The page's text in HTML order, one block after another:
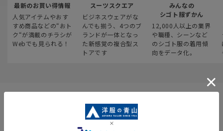
最新のお買い得情報
人気アイテムやおす
すめ商品などの“おト
ク“が満載のチラシが
Webでも見られる！
スーツスクエア
ビジネスウェアがな
んでも揃う、4つのブ
ランドが一体となっ
た新感覚の複合型ス
トアです
みんなの
シゴト服ずかん
12,000人以上の業界
や職種、シーンなど
のシゴト服の着用傾
向をデータ化。